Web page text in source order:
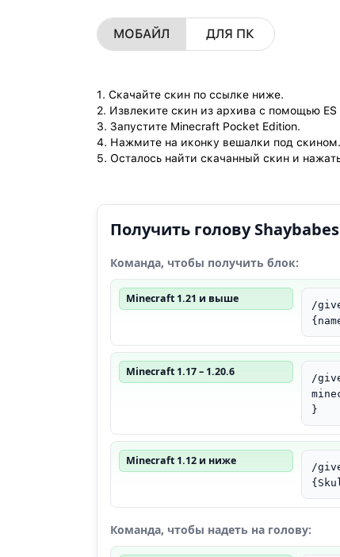
МОБАЙЛ ДЛЯ ПК
1. Скачайте скин по ссылке ниже.
2. Извлеките скин из архива с помощью
3. Запустите Minecraft Pocket Edition.
4. Нажмите на иконку вешалки под
5. Осталось найти скачанный скин и
Получить голову
Команда, чтобы получить блок:
Minecraft 1.21 и выше
/
Minecraft 1.17 – 1.20.6
/
}
Minecraft 1.12 и ниже
/
Команда, чтобы надеть на голову: